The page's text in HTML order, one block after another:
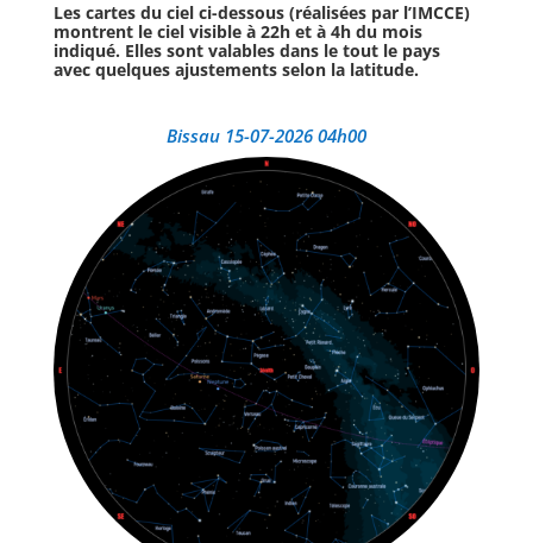
Les cartes du ciel ci-dessous (réalisées par l’IMCCE)
montrent le ciel visible à 22h et à 4h du mois
indiqué. Elles sont valables dans le tout le pays
avec quelques ajustements selon la latitude.
Bissau 15-07-2026 04h00